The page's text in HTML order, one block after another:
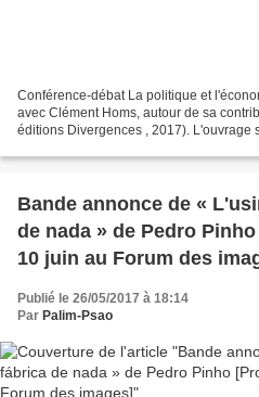
Conférence-débat La politique et
avec Clément Homs, autour de sa
éditions Divergences , 2017). L'ouvrage
Bande annonce de «
de nada » de Pedro
10 juin au Forum des
Publié le 26/05/2017 à 18:14
Par Palim-Psao